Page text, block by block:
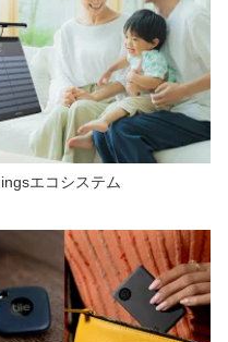
エコシステム